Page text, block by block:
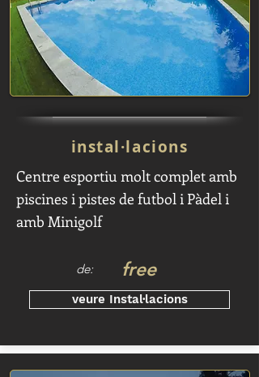
instal·lacions
Centre esportiu molt complet amb
piscines i pistes de futbol i Pàdel i
amb Minigolf
de: free
veure Instal·lacions